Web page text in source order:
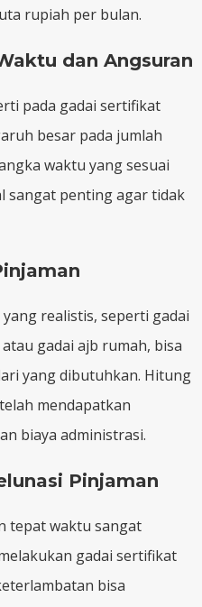
rupiah per bulan.
dan Angsuran
pada gadai sertifikat
besar pada jumlah
waktu yang sesuai
sangat penting agar tidak
realistis, seperti gadai
gadai ajb rumah, bisa
yang dibutuhkan. Hitung
mendapatkan
biaya administrasi.
Pinjaman
tepat waktu sangat
gadai sertifikat
bisa